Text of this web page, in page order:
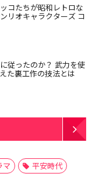
コたちが昭和レトロな
リオキャラクターズ コ
従ったのか？ 武力を使
た裏工作の技法とは
マ
平安時代